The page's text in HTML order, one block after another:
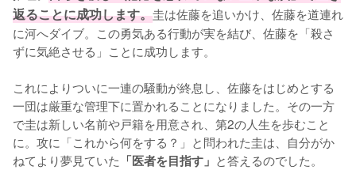
返ることに成功します。圭は佐藤を追いかけ、佐藤を道連れ
に河へダイブ。この勇気ある行動が実を結び、佐藤を「殺さ
ずに気絶させる」ことに成功します。
これによりついに一連の騒動が終息し、佐藤をはじめとする
一団は厳重な管理下に置かれることになりました。その一方
で圭は新しい名前や戸籍を用意され、第2の人生を歩むこと
に。攻に「これから何をする？」と問われた圭は、自分がか
ねてより夢見ていた 「医者を目指す」 と答えるのでした。